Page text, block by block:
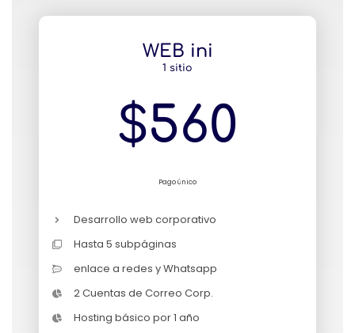
WEB ini
1 sitio
$560
Pago único
Desarrollo web corporativo
Hasta 5 subpáginas
enlace a redes y Whatsapp
2 Cuentas de Correo Corp.
Hosting básico por 1 año